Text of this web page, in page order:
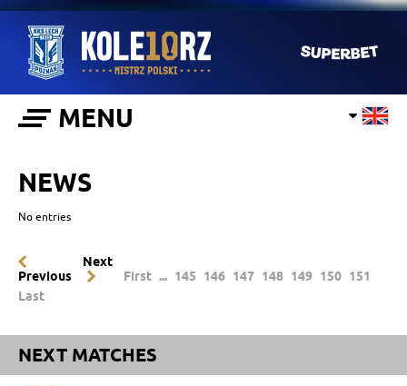
MENU
NEWS
No entries
Previous
Next
First ... 145 146 147 148 149 150 151
Last
NEXT MATCHES